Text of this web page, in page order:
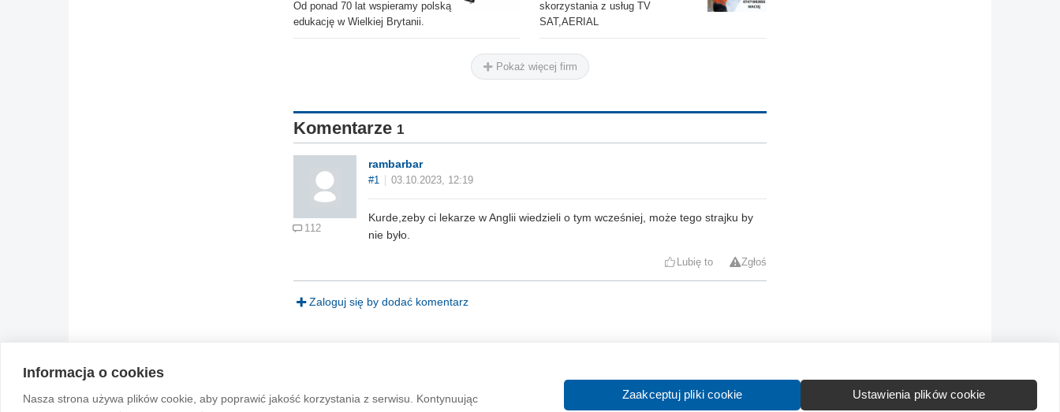
Informacja o cookies
Nasza strona używa plików cookie, aby poprawić jakość korzystania z serwisu. Kontynuując
Zaakceptuj pliki cookie Ustawienia plików cookie
Od ponad 70 lat wspieramy polską
edukację w Wielkiej Brytanii.
skorzystania z usług TV
SAT,AERIAL
Pokaż więcej firm
Komentarze 1
112
rambarbar
#1 03.10.2023, 12:19
Kurde,zeby ci lekarze w Anglii wiedzieli o tym wcześniej, może tego strajku by
nie było.
Lubię to Zgłoś
Zaloguj się by dodać komentarz
Information in English: About Advertise Contact
© 2004-2026 Emito.net